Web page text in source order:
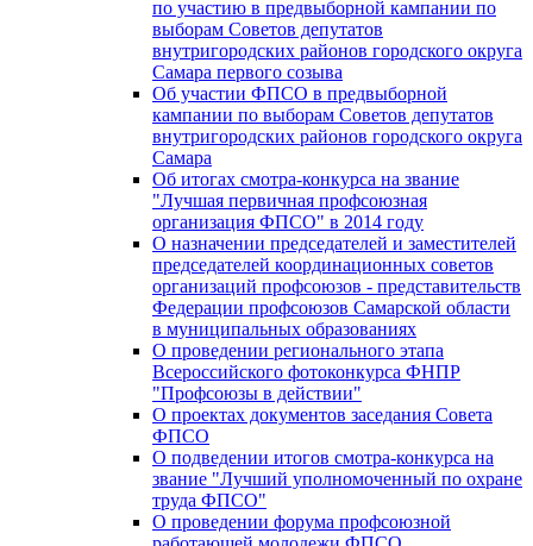
по участию в предвыборной кампании по
выборам Советов депутатов
внутригородских районов городского округа
Самара первого созыва
Об участии ФПСО в предвыборной
кампании по выборам Советов депутатов
внутригородских районов городского округа
Самара
Об итогах смотра-конкурса на звание
"Лучшая первичная профсоюзная
организация ФПСО" в 2014 году
О назначении председателей и заместителей
председателей координационных советов
организаций профсоюзов - представительств
Федерации профсоюзов Самарской области
в муниципальных образованиях
О проведении регионального этапа
Всероссийского фотоконкурса ФНПР
"Профсоюзы в действии"
О проектах документов заседания Совета
ФПСО
О подведении итогов смотра-конкурса на
звание "Лучший уполномоченный по охране
труда ФПСО"
О проведении форума профсоюзной